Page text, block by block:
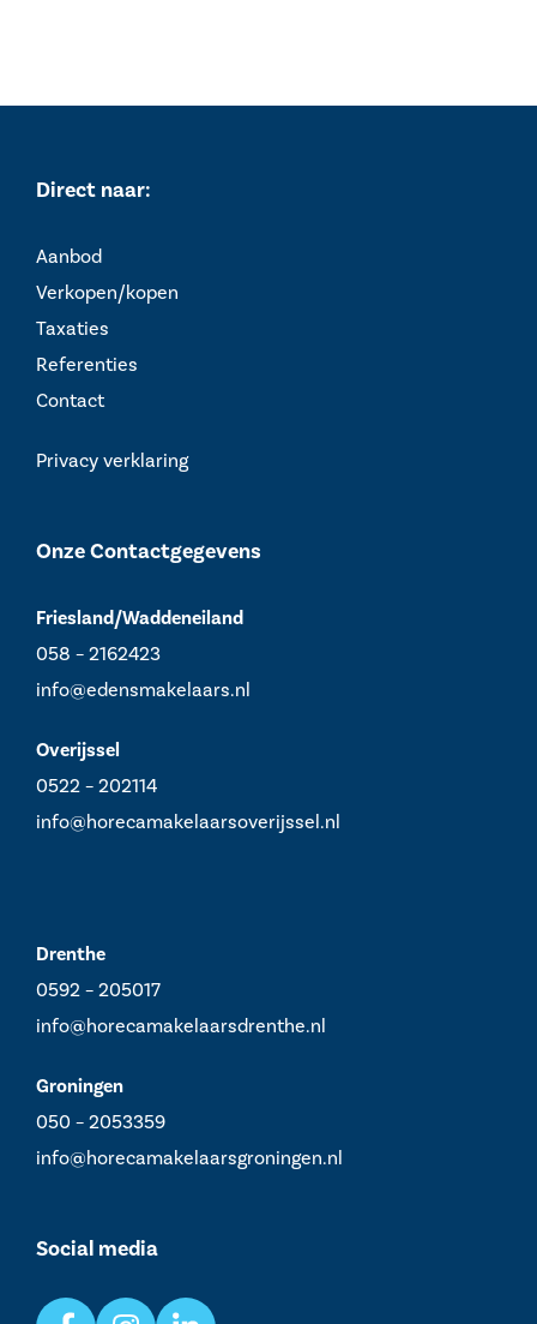
Direct naar:
Aanbod
Verkopen/kopen
Taxaties
Referenties
Contact
Privacy verklaring
Onze Contactgegevens
Friesland/Waddeneiland
058 – 2162423
info@edensmakelaars.nl
Overijssel
0522 – 202114
info@horecamakelaarsoverijssel.nl
Drenthe
0592 – 205017
info@horecamakelaarsdrenthe.nl
Groningen
050 – 2053359
info@horecamakelaarsgroningen.nl
Social media